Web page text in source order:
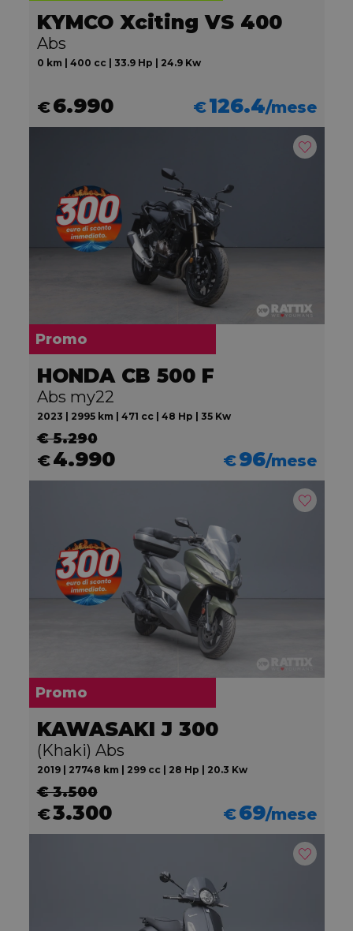
KYMCO Xciting VS 400
Abs
0 km | 400 cc | 33.9 Hp | 24.9 Kw
€6.990 €126.4/mese
Promo
HONDA CB 500 F
Abs my22
2023 | 2995 km | 471 cc | 48 Hp | 35 Kw
€ 5.290
€4.990 €96/mese
Promo
KAWASAKI J 300
(Khaki) Abs
2019 | 27748 km | 299 cc | 28 Hp | 20.3 Kw
€ 3.500
€3.300 €69/mese